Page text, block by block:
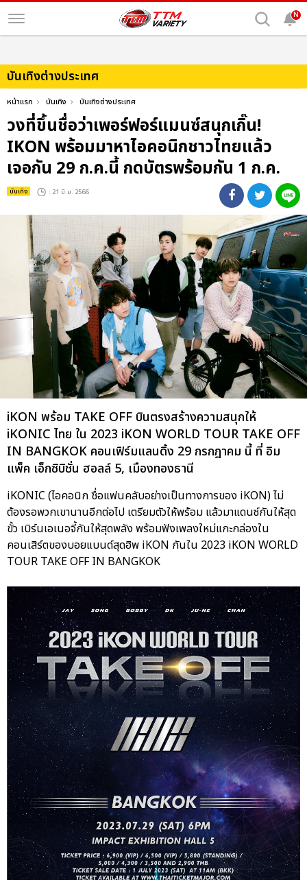
N
บันเทิงต่างประเทศ
หน้าแรก บันเทิง บันเทิงต่างประเทศ
วงที่ขึ้นชื่อว่าเพอร์ฟอร์แมนซ์สนุกเกิ๊น!
IKON พร้อมมาหาไอคอนิกชาวไทยแล้ว
เจอกัน 29 ก.ค.นี้ กดบัตรพร้อมกัน 1 ก.ค.
บันเทิง : 21 มิ.ย. 2566
iKON พร้อม TAKE OFF บินตรงสร้างความสนุกให้
iKONIC ไทย ใน 2023 iKON WORLD TOUR TAKE OFF
IN BANGKOK คอนเฟิร์มแลนดิ้ง 29 กรกฎาคม นี้ ที่ อิม
แพ็ค เอ็กซิบิชั่น ฮอลล์ 5, เมืองทองธานี
iKONIC (ไอคอนิก ชื่อแฟนคลับอย่างเป็นทางการของ iKON) ไม่
ต้องรอพวกเขานานอีกต่อไป เตรียมตัวให้พร้อม แล้วมาแดนซ์กันให้สุด
ขั้ว เบิร์นเอเนอจี้กันให้สุดพลัง พร้อมฟังเพลงใหม่แกะกล่องใน
คอนเสิร์ตของบอยแบนด์สุดฮิพ iKON กันใน 2023 iKON WORLD
TOUR TAKE OFF IN BANGKOK